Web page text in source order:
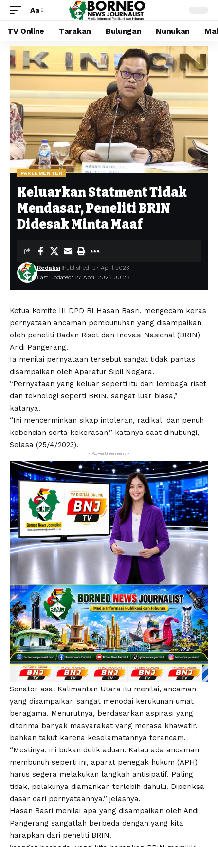
Aa
TV Online Tarakan Bulungan Nunukan
PARLEMENTER
Keluarkan Statment Tidak
Mendasar, Peneliti BRIN
Didesak Minta Maaf
Last updated: 27 April 2023 00:28
Redaksi Published: 27 April 2023
Ketua Komite III DPD RI Hasan Basri, mengecam keras
pernyataan ancaman pembunuhan yang disampaikan
oleh peneliti Badan Riset dan Inovasi Nasional (BRIN)
Andi Pangerang.
Ia menilai pernyataan tersebut sangat tidak pantas
disampaikan oleh Aparatur Sipil Negara.
“Pernyataan yang keluar seperti itu dari lembaga riset
dan teknologi seperti BRIN, sangat luar biasa,”
katanya.
“Ini mencerminkan sikap intoleran, radikal, dan penuh
kebencian serta kekerasan,” katanya saat dihubungi,
Selasa (25/4/2023).
- Advertisement -
Senator asal Kalimantan Utara itu menilai, ancaman
yang disampaikan sangat menodai kerukunan umat
beragama. Menurutnya, berdasarkan aspirasi yang
diterima banyak masyarakat yang merasa khawatir,
bahkan takut karena keselamatannya terancam.
“Mestinya, ini bukan delik aduan. Kalau ada ancaman
membunuh seperti ini, aparat penegak hukum (APH)
harus segera melakukan langkah antisipatif. Paling
tidak, pelakunya diamankan terlebih dahulu. Diperiksa
dasar dari pernyataannya,” jelasnya.
Hasan Basri menilai apa yang disampaikan oleh Andi
Pangerang sangatlah berbeda dengan yang kita
harapkan dari peneliti BRIN.